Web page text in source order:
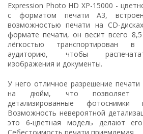
Expression Photo HD XP-15000 -
с форматом печати А3,
возможностью печати на CD-
формате печати, он весит всего
лёгкостью транспортирован
аудиторию, чтобы
изображения и документы.
У него отличное разрешение
на дюйм, что позволяет
детализированные фотоснимки
Возможность невероятной
это 6-цветная модель делают